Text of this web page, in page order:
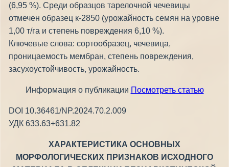
(6,95 %). Среди образцов тарелочной чечевицы
отмечен образец к-2850 (урожайность семян на уровне
1,00 т/га и степень повреждения 6,10 %).
Ключевые слова: сортообразец, чечевица,
проницаемость мембран, степень повреждения,
засухоустойчивость, урожайность.
Информация о публикации Посмотреть статью
DOI 10.36461/NP.2024.70.2.009
УДК 633.63+631.82
ХАРАКТЕРИСТИКА ОСНОВНЫХ
МОРФОЛОГИЧЕСКИХ ПРИЗНАКОВ ИСХОДНОГО